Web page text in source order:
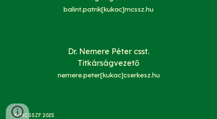
balint.patrik[kukac]mcssz.hu
Dr. Nemere Péter csst.
Titkárságvezető
nemere.peter[kukac]cserkesz.hu
© MCSSZF 2025